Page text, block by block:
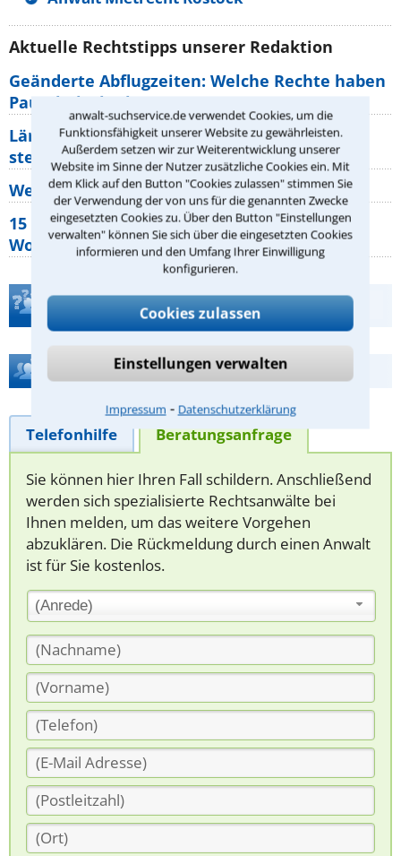
anwalt-suchservice.de verwendet Cookies, um die
Funktionsfähigkeit unserer Website zu gewährleisten.
Außerdem setzen wir zur Weiterentwicklung unserer
Website im Sinne der Nutzer zusätzliche Cookies ein. Mit
dem Klick auf den Button "Cookies zulassen" stimmen Sie
der Verwendung der von uns für die genannten Zwecke
eingesetzten Cookies zu. Über den Button "Einstellungen
verwalten" können Sie sich über die eingesetzten Cookies
informieren und den Umfang Ihrer Einwilligung
konfigurieren.
Cookies zulassen
Einstellungen verwalten
Impressum ⁃ Datenschutzerklärung
Aktuelle Rechtstipps unserer Redaktion
Geänderte Abflugzeiten: Welche Rechte haben
Pauschalurlauber?
Lärm von den Nachbarn: Welche Rechte
stehen mir zu?
Wer muss Zweitwohnungssteuer zahlen?
15 elementare Rechte, die jeder
Wohnungseigentümer kennen sollte
Teste Dein Rechtswissen
Hilfe bei Ihrer Anwaltsuche?
Telefonhilfe Beratungsanfrage
Sie können hier Ihren Fall schildern. Anschließend
werden sich spezialisierte Rechtsanwälte bei
Ihnen melden, um das weitere Vorgehen
abzuklären. Die Rückmeldung durch einen Anwalt
ist für Sie kostenlos.
(Anrede)